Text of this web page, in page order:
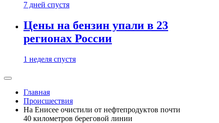
7 дней спустя
Цены на бензин упали в 23
регионах России
1 неделя спустя
Главная
Происшествия
На Енисее очистили от нефтепродуктов почти
40 километров береговой линии